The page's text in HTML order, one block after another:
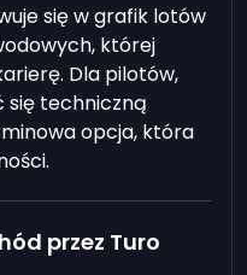
się w grafik lotów
której
Dla pilotów,
się techniczną
opcja, która
przez Turo